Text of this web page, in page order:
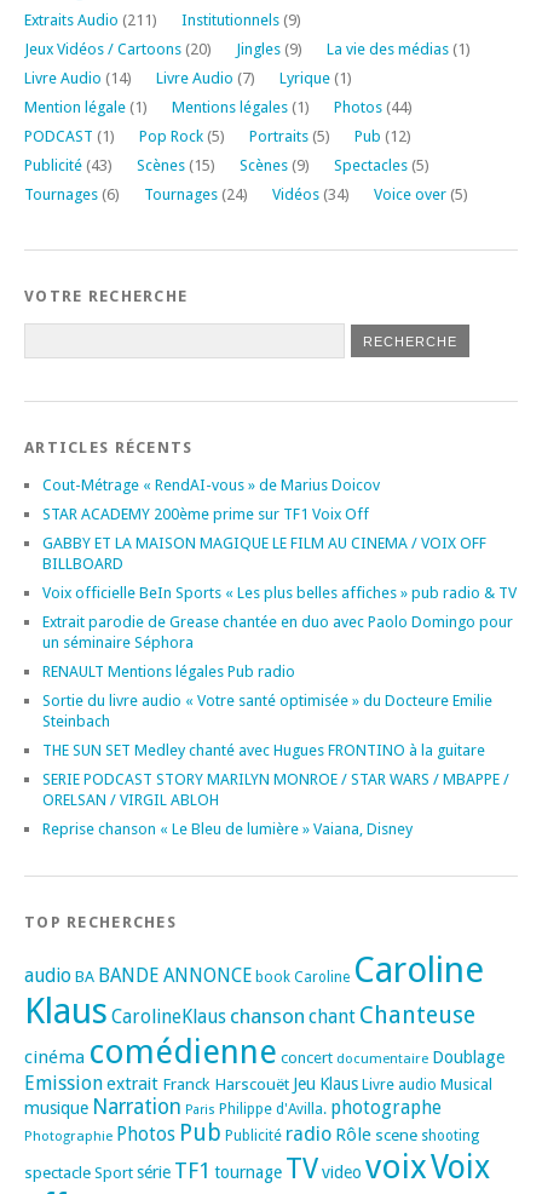
Extraits Audio (211) Institutionnels (9)
Jeux Vidéos / Cartoons (20) Jingles (9) La vie des médias (1)
Livre Audio (14) Livre Audio (7) Lyrique (1)
Mention légale (1) Mentions légales (1) Photos (44)
PODCAST (1) Pop Rock (5) Portraits (5) Pub (12)
Publicité (43) Scènes (15) Scènes (9) Spectacles (5)
Tournages (6) Tournages (24) Vidéos (34) Voice over (5)
VOTRE RECHERCHE
ARTICLES RÉCENTS
Cout-Métrage « RendAI-vous » de Marius Doicov
STAR ACADEMY 200ème prime sur TF1 Voix Off
GABBY ET LA MAISON MAGIQUE LE FILM AU CINEMA / VOIX OFF
BILLBOARD
Voix officielle BeIn Sports « Les plus belles affiches » pub radio & TV
Extrait parodie de Grease chantée en duo avec Paolo Domingo pour
un séminaire Séphora
RENAULT Mentions légales Pub radio
Sortie du livre audio « Votre santé optimisée » du Docteure Emilie
Steinbach
THE SUN SET Medley chanté avec Hugues FRONTINO à la guitare
SERIE PODCAST STORY MARILYN MONROE / STAR WARS / MBAPPE /
ORELSAN / VIRGIL ABLOH
Reprise chanson « Le Bleu de lumière » Vaiana, Disney
TOP RECHERCHES
audio BA BANDE ANNONCE book Caroline Caroline
Klaus CarolineKlaus chanson chant Chanteuse
cinéma comédienne concert documentaire Doublage
Emissionextrait Franck Harscouët Jeu Klaus Livre audio Musical
musique Narration Paris Philippe d'Avilla. photographe
Photographie Photos Pub Publicité radio Rôle scene shooting
spectacle Sport série TF1 tournage TVvideo voixVoix